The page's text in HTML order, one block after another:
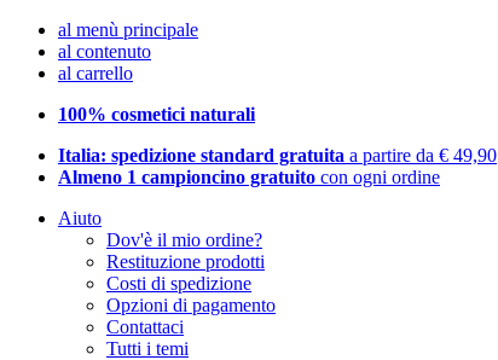
al menù principale
al contenuto
al carrello
100% cosmetici naturali
Italia: spedizione standard gratuita a partire da € 49,90
Almeno 1 campioncino gratuito con ogni ordine
Aiuto
Dov'è il mio ordine?
Restituzione prodotti
Costi di spedizione
Opzioni di pagamento
Contattaci
Tutti i temi